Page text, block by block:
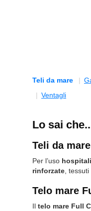
Teli da mare
Ventagli
Lo sai
Teli da
Per l’uso
rinforzate,
Telo mare
Il telo mare Full